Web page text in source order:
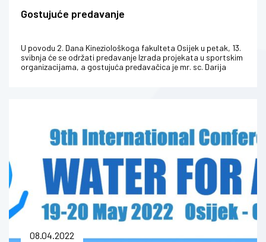
Gostujuće predavanje
U povodu 2. Dana Kineziološkoga fakulteta Osijek u petak, 13.
svibnja će se održati predavanje Izrada projekata u sportskim
organizacijama, a gostujuća predavačica je mr. sc. Darija
08.04.2022